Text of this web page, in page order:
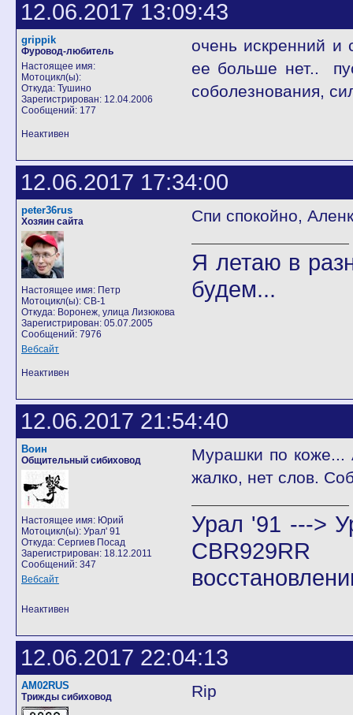
12.06.2017 13:09:43
grippik
Фуровод-любитель
Настоящее имя:
Мотоцикл(ы):
Откуда: Тушино
Зарегистрирован: 12.04.2006
Сообщений: 177
очень искренний и
ее больше нет..
соболезнования,
Неактивен
12.06.2017 17:34:00
peter36rus
Хозяин сайта
Настоящее имя: Петр
Мотоцикл(ы): CB-1
Откуда: Воронеж, улица Лизюкова
Зарегистрирован: 05.07.2005
Сообщений: 7976
Вебсайт
Спи спокойно,
Я летаю в
будем...
Неактивен
12.06.2017 21:54:40
Воин
Общительный сибиховод
Настоящее имя: Юрий
Мотоцикл(ы): Урал' 91
Откуда: Сергиев Посад
Зарегистрирован: 18.12.2011
Сообщений: 347
Вебсайт
Мурашки по коже...
жалко, нет слов.
Урал '91 --->
Неактивен
12.06.2017 22:04:13
AM02RUS
Трижды сибиховод Rip